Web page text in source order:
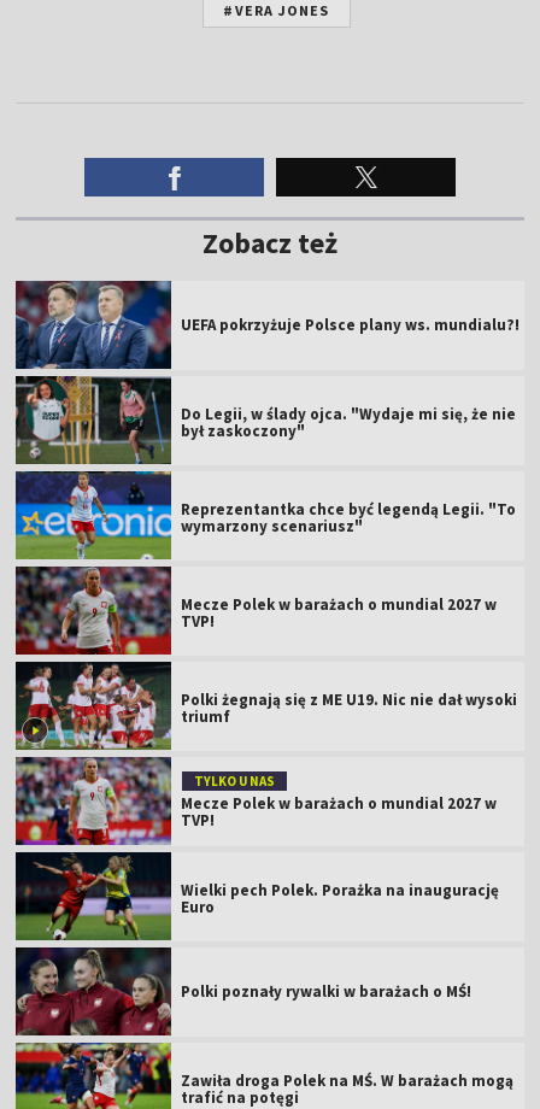
#VERA JONES
Zobacz też
UEFA pokrzyżuje Polsce plany ws. mundialu?!
Do Legii, w ślady ojca. "Wydaje mi się, że nie
był zaskoczony"
Reprezentantka chce być legendą Legii. "To
wymarzony scenariusz"
Mecze Polek w barażach o mundial 2027 w
TVP!
Polki żegnają się z ME U19. Nic nie dał wysoki
triumf
TYLKO U NAS
Mecze Polek w barażach o mundial 2027 w
TVP!
Wielki pech Polek. Porażka na inaugurację
Euro
Polki poznały rywalki w barażach o MŚ!
Zawiła droga Polek na MŚ. W barażach mogą
trafić na potęgi